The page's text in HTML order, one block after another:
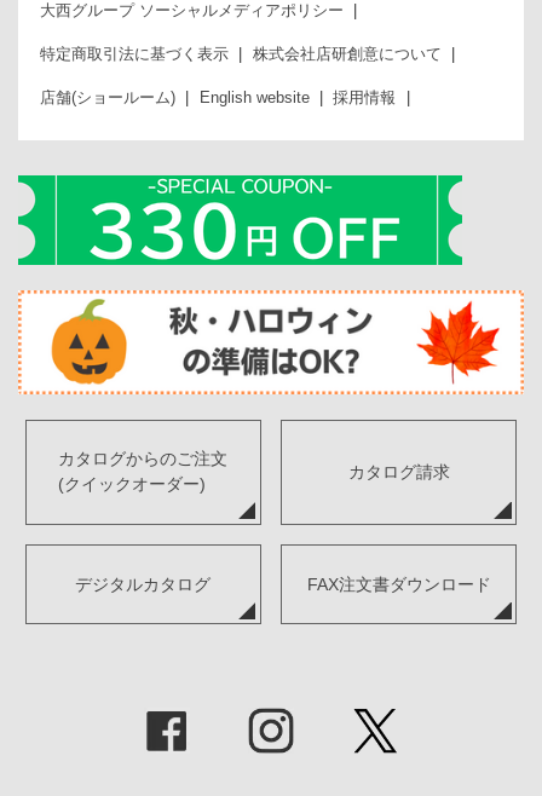
大西グループ ソーシャルメディアポリシー
特定商取引法に基づく表示 株式会社店研創意について
店舗(ショールーム) English website 採用情報
カタログからのご注文
(クイックオーダー)
カタログ請求
デジタルカタログ FAX注文書ダウンロード